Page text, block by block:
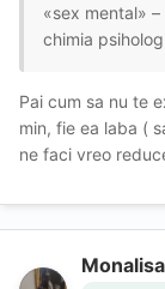
«sex mental»
chimia
Pai cum sa nu te
min, fie ea laba (
ne faci vreo